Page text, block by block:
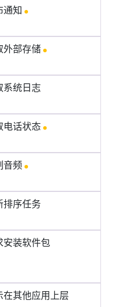
通知
外部存储
系统日志
电话状态
音频
排序任务
安装软件包
在其他应用上层